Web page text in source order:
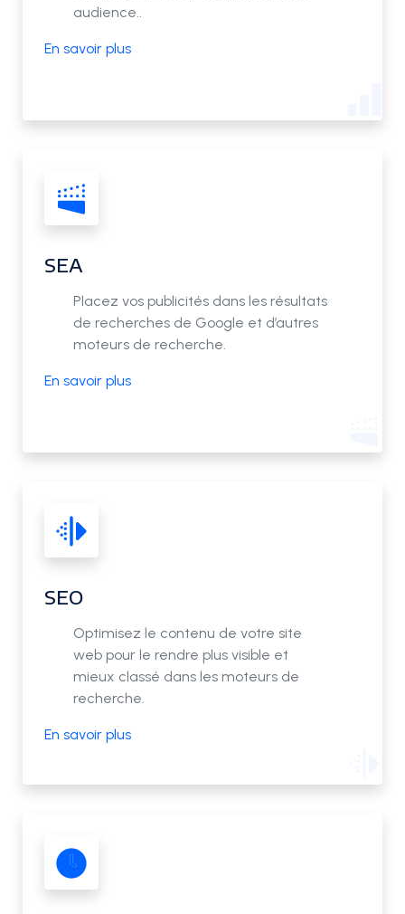
audience..
En savoir plus
SEA
Placez vos publicités dans les résultats
de recherches de Google et d’autres
moteurs de recherche.
En savoir plus
SEO
Optimisez le contenu de votre site
web pour le rendre plus visible et
mieux classé dans les moteurs de
recherche.
En savoir plus